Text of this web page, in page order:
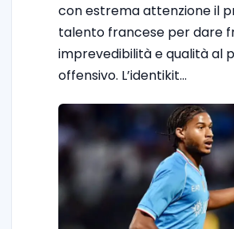
con estrema attenzione il
talento francese per dare
imprevedibilità e qualità al
offensivo. L’identikit…